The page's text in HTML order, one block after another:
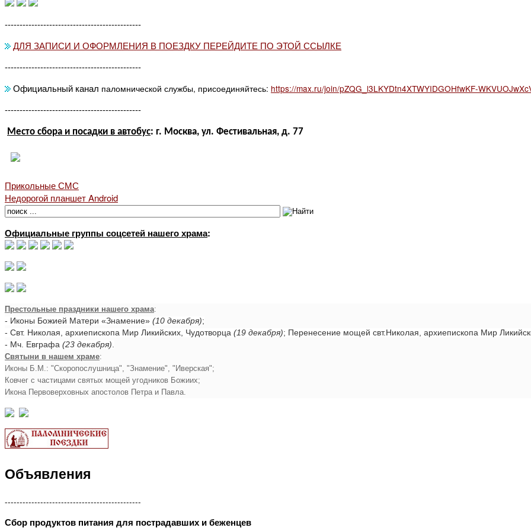
----------------------------------------------
ДЛЯ ЗАПИСИ И ОФОРМЛЕНИЯ В ПОЕЗДКУ ПЕРЕЙДИТЕ ПО ЭТОЙ ССЫЛКЕ
----------------------------------------------
Официальный канал паломнической службы, присоединяйтесь: https://max.ru/join/pZQG_l3LKYDtn4XTWYIDGOHfwKF-
----------------------------------------------
Место сбора и посадки в автобус: г. Москва, ул. Фестивальная, д. 77
Прикольные СМС
Недорогой планшет Android
Официальные группы соцсетей нашего храма:
Престольные праздники нашего храма:
- Иконы Божией Матери «Знамение» (10 декабря);
- Свт. Николая, архиепископа Мир Ликийских, Чудотворца (19 декабря); Перенесение мощей свт.Николая, архиепископа Мир
- Мч. Евграфа (23 декабря)
Святыни в нашем храме:
Иконы Б.М.: "Скоропослушница", "Знамение", "Иверская";
Ковчег с частицами святых мощей угодников Божиих;
Икона Первоверховных апостолов Петра и Павла.
Объявления
----------------------------------------------
Сбор продуктов питания для пострадавших и беженцев